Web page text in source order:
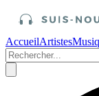
AccueilArtistes